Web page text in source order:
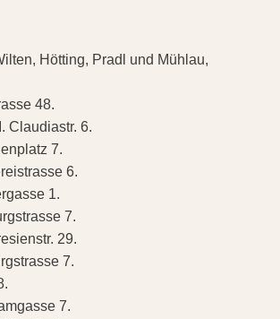
Hötting, Pradl und Mühlau,
48.
Claudiastr. 6.
7.
6.
1.
7.
29.
7.
7.